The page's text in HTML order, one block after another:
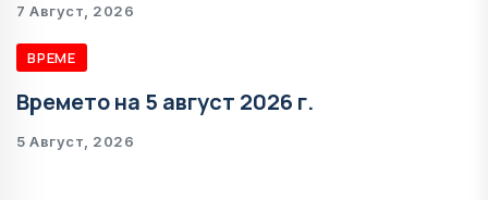
7 Август, 2026
ВРЕМЕ
Времето на 5 август 2026 г.
5 Август, 2026